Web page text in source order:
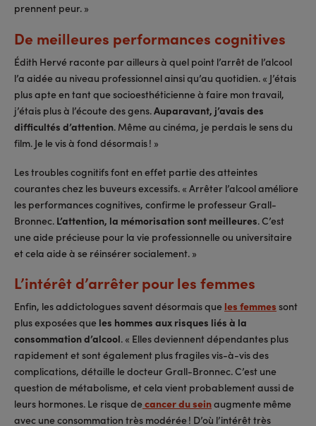
prennent peur. »
De meilleures performances cognitives
Édith Hervé raconte par ailleurs à quel point l’arrêt de l’alcool
l’a aidée au niveau professionnel ainsi qu’au quotidien. « J’étais
plus apte en tant que socioesthéticienne à faire mon travail,
j’étais plus à l’écoute des gens.Auparavant, j’avais des
difficultés d’attention. Même au cinéma, je perdais le sens du
film. Je le vis à fond désormais ! »
Les troubles cognitifs font en effet partie des atteintes
courantes chez les buveurs excessifs. « Arrêter l’alcool améliore
les performances cognitives, confirme le professeur Grall-
Bronnec. L’attention, la mémorisation sont meilleures. C’est
une aide précieuse pour la vie professionnelle ou universitaire
et cela aide à se réinsérer socialement. »
L’intérêt d’arrêter pour les femmes
Enfin, les addictologues savent désormais que les femmes sont
plus exposées que les hommes aux risques liés à la
consommation d’alcool. « Elles deviennent dépendantes plus
rapidement et sont également plus fragiles vis-à-vis des
complications, détaille le docteur Grall-Bronnec. C’est une
question de métabolisme, et cela vient probablement aussi de
leurs hormones. Le risque decancer du seinaugmente même
avec une consommation très modérée ! D’où l’intérêt très